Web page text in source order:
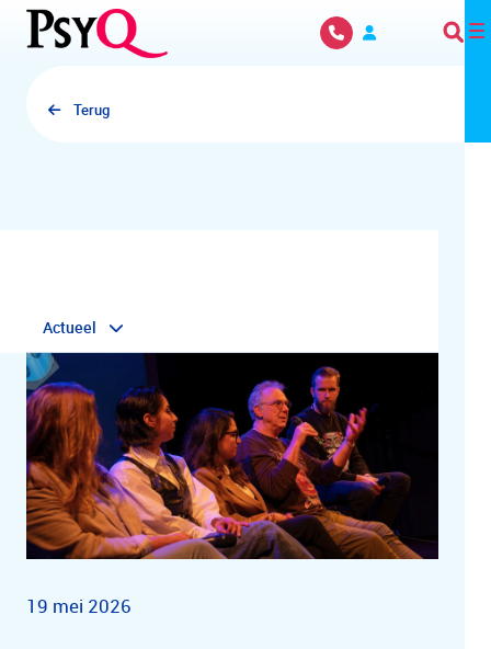
Overslaan en naar hoofdinhoud gaan
Terug
Actueel
19 mei 2026